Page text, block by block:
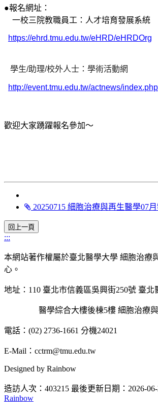
●報名網址：
一校三院教職員工：人才培育發展系統
https://ehrd.tmu.edu.tw/eHRD/eHRDOrg
學生/助理/校外人士：學術活動網
http://event.tmu.edu.tw/actnews/
歡迎大家踴躍報名參加～
20250715 細胞治療與再生醫學07
:::
本網站著作權屬於臺北醫學大學 細胞治療
心。
地址：110 臺北市信義區吳興街250號 臺北
醫學綜合大樓後棟5樓 細胞治療與
電話：(02) 2736-1661 分機24021
E-Mail：cctrm@tmu.edu.tw
Designed by Rainbow
造訪人次：403215 最後更新日期：2026-
Rainbow